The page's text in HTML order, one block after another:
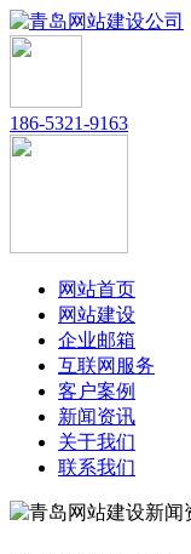
186-5321-9163
网站首页
网站建设
企业邮箱
互联网服务
客户案例
新闻资讯
关于我们
联系我们